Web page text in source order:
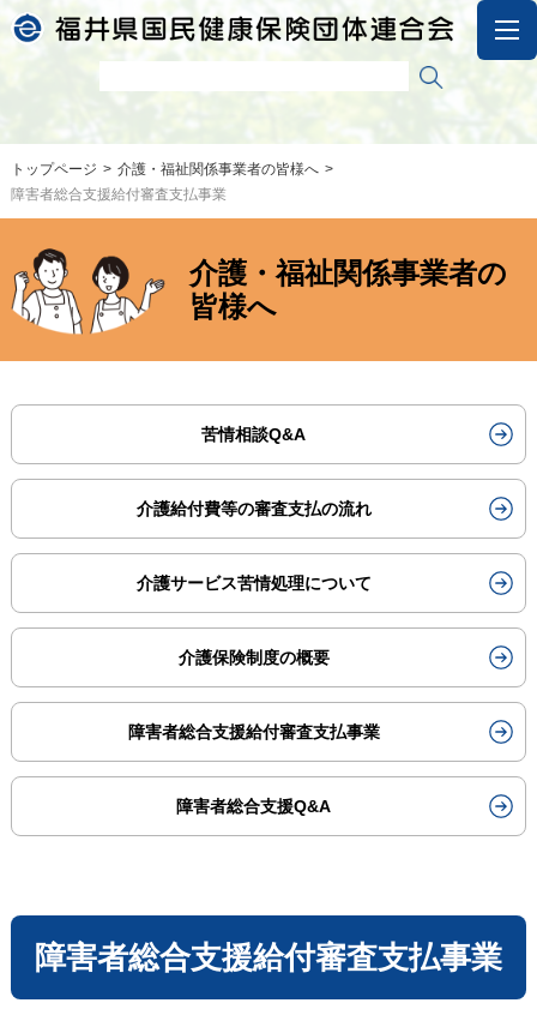
トップページ
介護・福祉関係事業者の皆様へ
障害者総合支援給付審査支払事業
介護・福祉関係事業者の
皆様へ
苦情相談Q&A
介護給付費等の審査支払の流れ
介護サービス苦情処理について
介護保険制度の概要
障害者総合支援給付審査支払事業
障害者総合支援Q&A
障害者総合支援給付審査支払事業